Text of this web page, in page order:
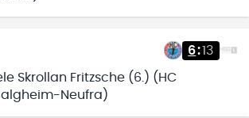
6:13
Skrollan Fritzsche (6.) (HC
Neufra)